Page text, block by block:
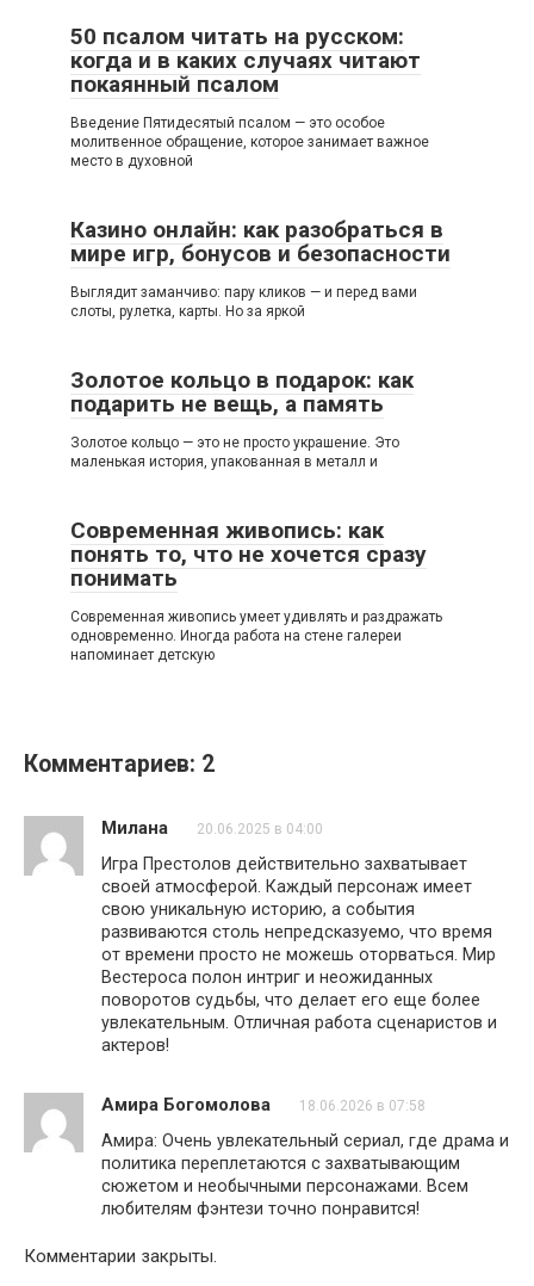
50 псалом читать на русском:
когда и в каких случаях читают
покаянный псалом
Введение Пятидесятый псалом — это особое
молитвенное обращение, которое занимает важное
место в духовной
Казино онлайн: как разобраться в
мире игр, бонусов и безопасности
Выглядит заманчиво: пару кликов — и перед вами
слоты, рулетка, карты. Но за яркой
Золотое кольцо в подарок: как
подарить не вещь, а память
Золотое кольцо — это не просто украшение. Это
маленькая история, упакованная в металл и
Современная живопись: как
понять то, что не хочется сразу
понимать
Современная живопись умеет удивлять и раздражать
одновременно. Иногда работа на стене галереи
напоминает детскую
Комментариев: 2
Милана 20.06.2025 в 04:00
Игра Престолов действительно захватывает
своей атмосферой. Каждый персонаж имеет
свою уникальную историю, а события
развиваются столь непредсказуемо, что время
от времени просто не можешь оторваться. Мир
Вестероса полон интриг и неожиданных
поворотов судьбы, что делает его еще более
увлекательным. Отличная работа сценаристов и
актеров!
Амира Богомолова 18.06.2026 в 07:58
Амира: Очень увлекательный сериал, где драма и
политика переплетаются с захватывающим
сюжетом и необычными персонажами. Всем
любителям фэнтези точно понравится!
Комментарии закрыты.